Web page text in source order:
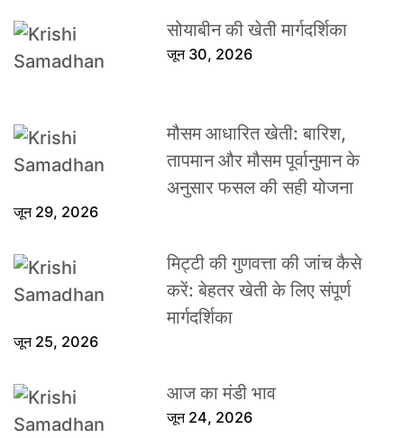
सोयाबीन की खेती मार्गदर्शिका
जून 30, 2026
मौसम आधारित खेती: बारिश,
तापमान और मौसम पूर्वानुमान के
अनुसार फसल की सही योजना
जून 29, 2026
मिट्टी की गुणवत्ता की जांच कैसे
करें: बेहतर खेती के लिए संपूर्ण
मार्गदर्शिका
जून 25, 2026
आज का मंडी भाव
जून 24, 2026